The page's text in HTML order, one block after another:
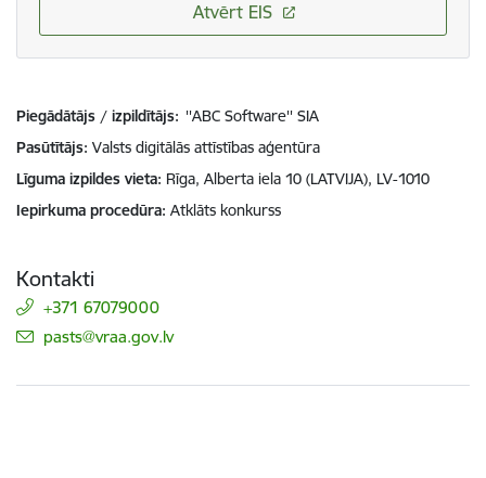
Atvērt EIS
Piegādātājs / izpildītājs: ''ABC Software'' SIA
Pasūtītājs Valsts digitālās attīstības aģentūra
Līguma izpildes vieta Rīga, Alberta iela 10 (LATVIJA), LV-1010
Iepirkuma procedūra Atklāts konkurss
Kontakti
+371 67079000
E-pasts:
pasts@vraa.gov.lv